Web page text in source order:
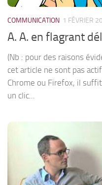
COMMUNICATION 1 FÉVRIER
A. A. en flagrant
(Nb : pour des raisons
cet article ne sont pas
Chrome ou Firefox, il
un clic...